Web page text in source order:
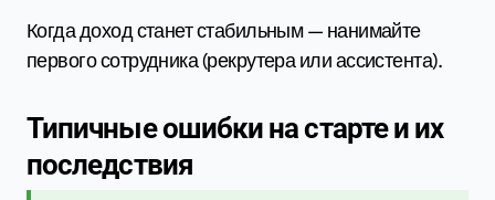
Когда доход станет стабильным — нанимайте
первого сотрудника (рекрутера или ассистента).
Типичные ошибки на старте и их
последствия